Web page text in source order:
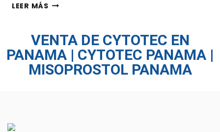
LEER MÁS
VENTA DE CYTOTEC EN
PANAMA | CYTOTEC PANAMA |
MISOPROSTOL PANAMA